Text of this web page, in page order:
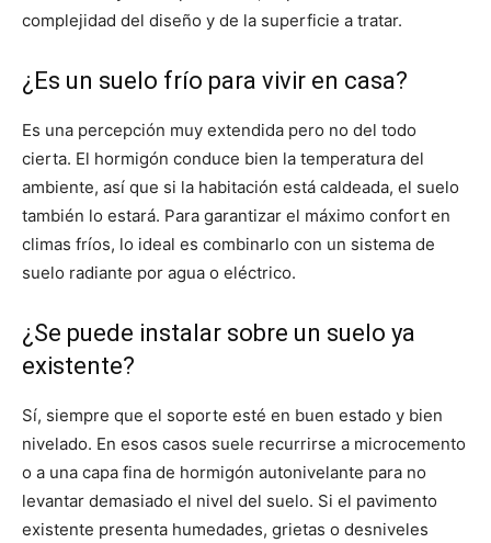
complejidad del diseño y de la superficie a tratar.
¿Es un suelo frío para vivir en casa?
Es una percepción muy extendida pero no del todo
cierta. El hormigón conduce bien la temperatura del
ambiente, así que si la habitación está caldeada, el suelo
también lo estará. Para garantizar el máximo confort en
climas fríos, lo ideal es combinarlo con un sistema de
suelo radiante por agua o eléctrico.
¿Se puede instalar sobre un suelo ya
existente?
Sí, siempre que el soporte esté en buen estado y bien
nivelado. En esos casos suele recurrirse a microcemento
o a una capa fina de hormigón autonivelante para no
levantar demasiado el nivel del suelo. Si el pavimento
existente presenta humedades, grietas o desniveles